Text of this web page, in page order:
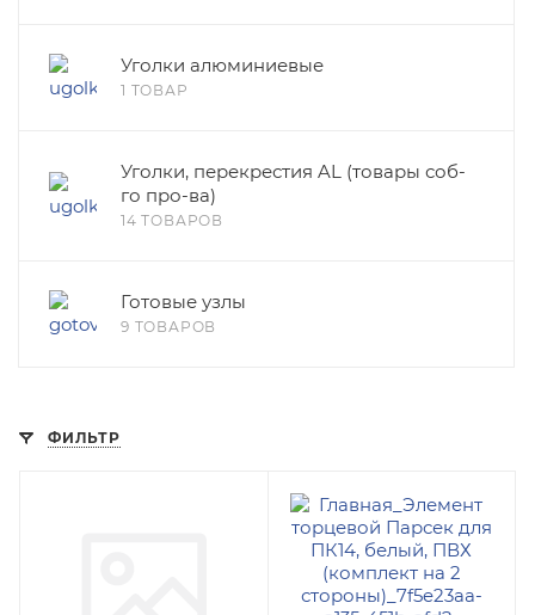
Уголки алюминиевые
1 ТОВАР
Уголки, перекрестия AL (товары соб-
го про-ва)
14 ТОВАРОВ
Готовые узлы
9 ТОВАРОВ
ФИЛЬТР